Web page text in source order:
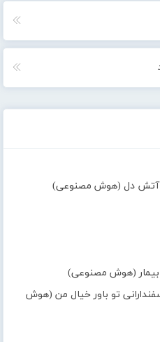
آتش دل (هوش مصنوعی)
بیمار (هوش مصنوعی)
تو باور خیال من (هوش